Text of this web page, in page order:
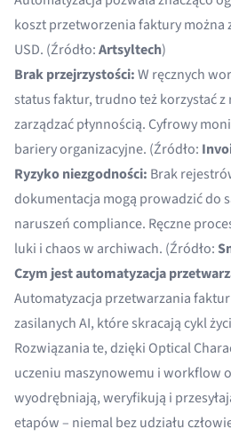
koszt przetworzenia faktury można
USD. (Źródło:Artsyltech)
Brak przejrzystości:W ręcznych
status faktur, trudno też korzystać
zarządzać płynnością. Cyfrowy
bariery organizacyjne. (Źródło:
Ryzyko niezgodności: Brak
dokumentacja mogą prowadzić do
naruszeń compliance. Ręczne
luki i chaos w archiwach. (Źródło:
Czym jest automatyzacja
Automatyzacja przetwarzania
zasilanych AI, które skracają cykl
Rozwiązania te, dzięki Optical
uczeniu maszynowemu i workflow
wyodrębniają, weryfikują i
etapów – niemal bez udziału